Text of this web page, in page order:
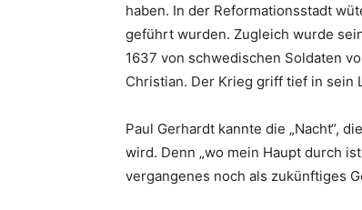
haben. In der Reformationsstadt
geführt wurden. Zugleich wurde
1637 von schwedischen Soldaten
Christian. Der Krieg griff tief in sein
Paul Gerhardt kannte die „Nacht“,
wird. Denn „wo mein Haupt durch
vergangenes noch als zukünftiges